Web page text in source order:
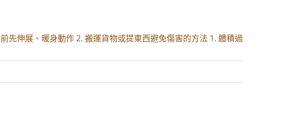
前先伸展、暖身動作 2. 搬運貨物或提東西避免傷害的方法 1. 體積過